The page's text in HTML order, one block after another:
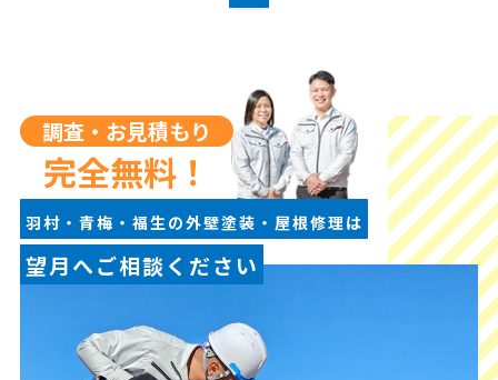
調査・お見積もり
完全無料！
羽村・青梅・福生の外壁塗装・屋根修理は
望月へご相談ください